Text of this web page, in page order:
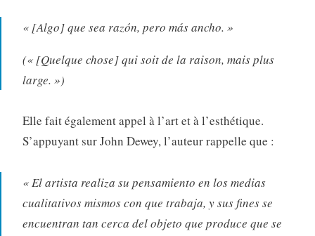
« [Algo] que sea razón, pero más ancho. »
(« [Quelque chose] qui soit de la raison, mais plus
large. »)
Elle fait également appel à l’art et à l’esthétique.
S’appuyant sur John Dewey, l’auteur rappelle que :
« El artista realiza su pensamiento en los medias
cualitativos mismos con que trabaja, y sus fines se
encuentran tan cerca del objeto que produce que se